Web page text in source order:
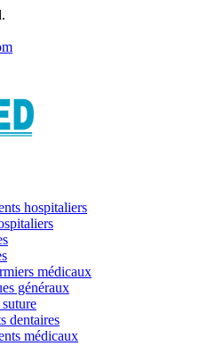
hospitaliers
médicaux
généraux
dentaires
médicaux